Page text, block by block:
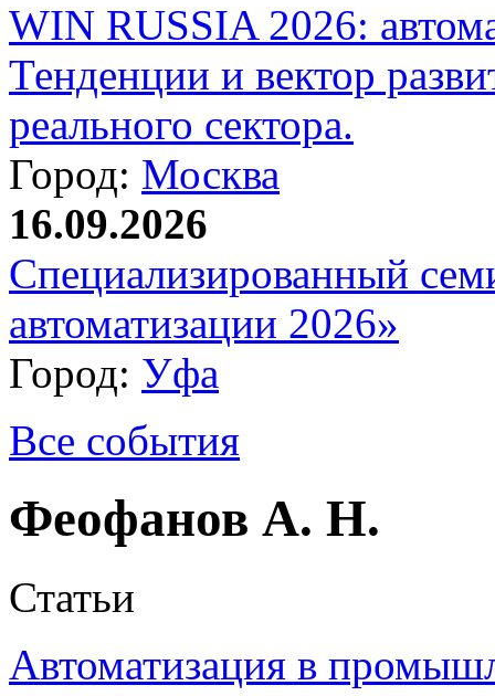
WIN RUSSIA 2026:
Тенденции и вектор
реального сектора.
Город: Москва
16.09.2026
Специализированный
автоматизации 2026»
Город: Уфа
Все события
Феофанов А. Н.
Статьи
Автоматизация в